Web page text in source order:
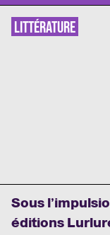
LITTÉRATURE
Sous
éditions